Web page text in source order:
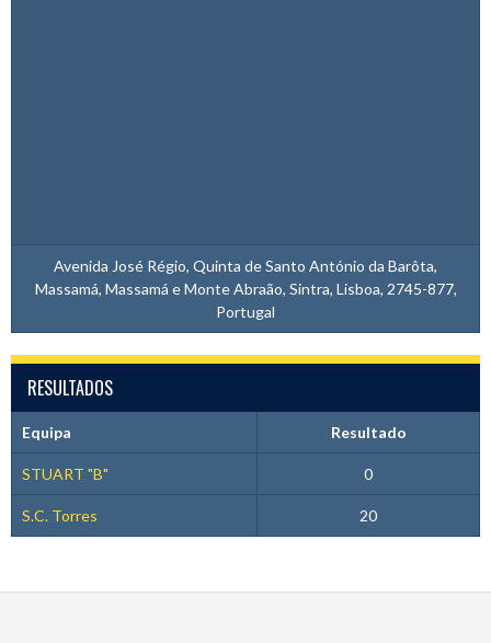
Avenida José Régio, Quinta de Santo António da Barôta,
Massamá, Massamá e Monte Abraão, Sintra, Lisboa, 2745-877,
Portugal
RESULTADOS
Equipa Resultado
STUART "B" 0
S.C. Torres 20